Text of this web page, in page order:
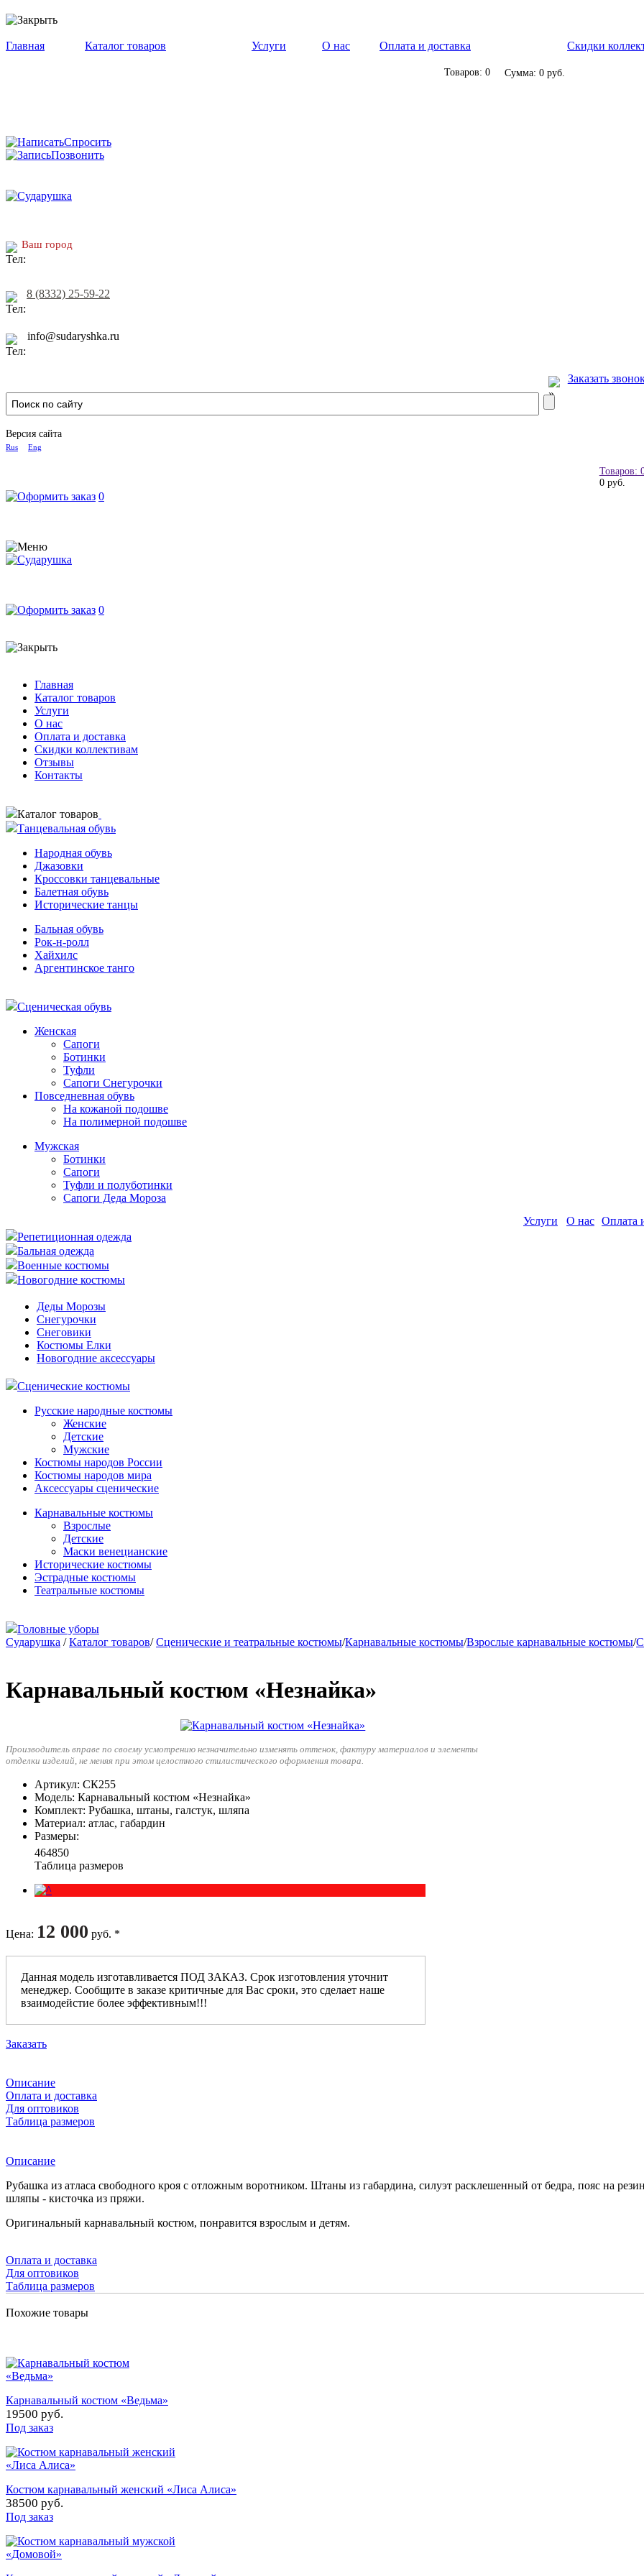
Главная Каталог товаров Услуги О нас Оплата и доставка Скидки
Товаров: 0 Сумма: 0 руб.
Спросить
Позвонить
Ваш город
8 (8332) 25-59-22
info@sudaryshka.ru
Заказать
Версия сайта
Rus Eng
Товаров:
0 руб.
0
0
Главная
Каталог товаров
Услуги
О нас
Оплата и доставка
Скидки коллективам
Отзывы
Контакты
Каталог товаров
Танцевальная обувь
Народная обувь
Джазовки
Кроссовки танцевальные
Балетная обувь
Исторические танцы
Бальная обувь
Рок-н-ролл
Хайхилс
Аргентинское танго
Сценическая обувь
Женская
Сапоги
Ботинки
Туфли
Сапоги Снегурочки
Повседневная обувь
На кожаной подошве
На полимерной подошве
Мужская
Ботинки
Сапоги
Туфли и полуботинки
Сапоги Деда Мороза
Репетиционная одежда
Бальная одежда
Военные костюмы
Новогодние костюмы
Деды Морозы
Снегурочки
Снеговики
Костюмы Елки
Новогодние аксессуары
Сценические костюмы
Русские народные костюмы
Женские
Детские
Мужские
Костюмы народов России
Костюмы народов мира
Аксессуары сценические
Карнавальные костюмы
Взрослые
Детские
Маски венецианские
Исторические костюмы
Эстрадные костюмы
Театральные костюмы
Головные уборы
Услуги О нас Оплата
Сударушка / Каталог товаров/ Сценические и театральные костюмы/Карнавальные костюмы/Взрослые карнавальные костюмы/
Карнавальный костюм «Незнайка»
Производитель вправе по своему усмотрению незначительно изменять оттенок, фактуру материалов и элементы
отделки изделий, не меняя при этом целостного стилистического оформления товара.
Артикул: СК255
Модель: Карнавальный костюм «Незнайка»
Комплект: Рубашка, штаны, галстук, шляпа
Материал: атлас, габардин
Размеры:
464850
Таблица размеров
Цена: 12 000 руб. *
Данная модель изготавливается ПОД ЗАКАЗ. Срок изготовления уточнит
менеджер. Сообщите в заказе критичные для Вас сроки, это сделает наше
взаимодейстие более эффективным!!!
Заказать
Описание
Оплата и доставка
Для оптовиков
Таблица размеров
Описание
Рубашка из атласа свободного кроя с отложным воротником. Штаны из габардина, силуэт расклешенный от бедра, пояс на
шляпы - кисточка из пряжи.
Оригинальный карнавальный костюм, понравится взрослым и детям.
Оплата и доставка
Для оптовиков
Таблица размеров
Похожие товары
Карнавальный костюм «Ведьма»
19500 руб.
Под заказ
Костюм карнавальный женский «Лиса Алиса»
38500 руб.
Под заказ